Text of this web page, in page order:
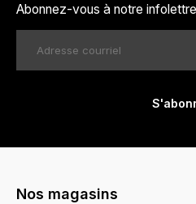
Abonnez-vous à notre
Nos magasins